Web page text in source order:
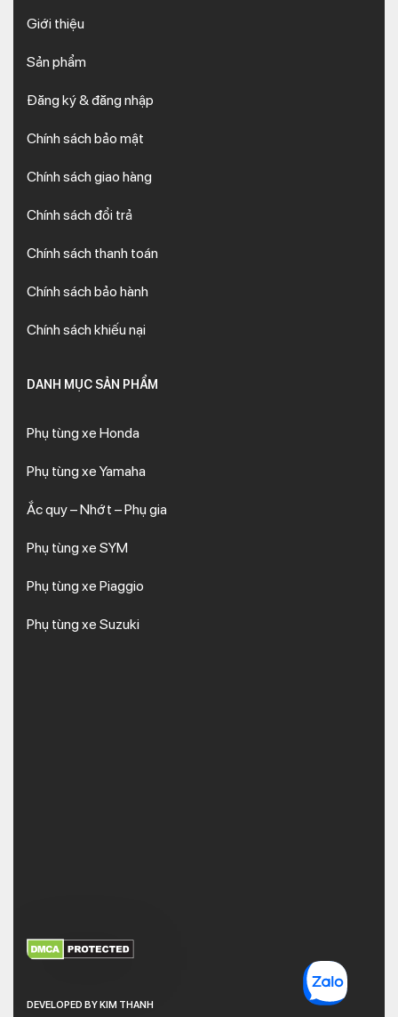
Giới thiệu
Sản phẩm
Đăng ký & đăng nhập
Chính sách bảo mật
Chính sách giao hàng
Chính sách đổi trả
Chính sách thanh toán
Chính sách bảo hành
Chính sách khiếu nại
DANH MỤC SẢN PHẨM
Phụ tùng xe Honda
Phụ tùng xe Yamaha
Ắc quy – Nhớt – Phụ gia
Phụ tùng xe SYM
Phụ tùng xe Piaggio
Phụ tùng xe Suzuki
DEVELOPED BY KIM THANH
XEM THÊM